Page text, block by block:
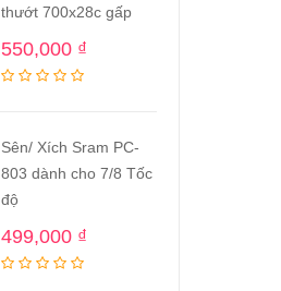
thướt 700x28c gấp
550,000 ₫
Sên/ Xích Sram PC-
803 dành cho 7/8 Tốc
độ
499,000 ₫